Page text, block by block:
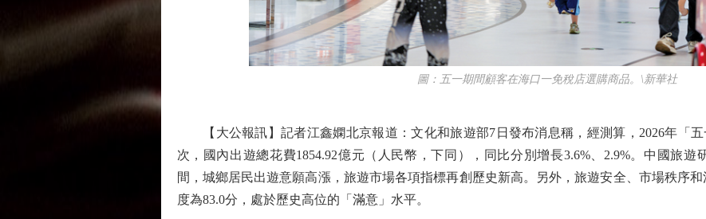
圖：五一期間顧客在海口一免稅店選購商品。\新華社
【大公報訊】記者江鑫嫻北京報道：文化和旅遊部7日發布消息稱，經測算，2026年「五
次，國內出遊總花費1854.92億元（人民幣，下同），同比分別增長3.6%、2.9%。中國旅遊
間，城鄉居民出遊意願高漲，旅遊市場各項指標再創歷史新高。另外，旅遊安全、市場秩序
度為83.0分，處於歷史高位的「滿意」水平。